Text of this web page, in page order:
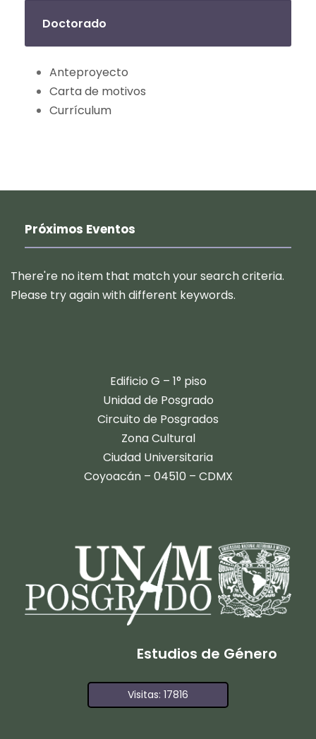
Doctorado
Anteproyecto
Carta de motivos
Currículum
Próximos Eventos
There're no item that match your search criteria.
Please try again with different keywords.
​​Edificio G – 1° piso
Unidad de Posgrado
Circuito de Posgrados
Zona Cultural
Ciudad Universitaria
Coyoacán – 04510 – CDMX
Estudios de Género
Visitas: 17816